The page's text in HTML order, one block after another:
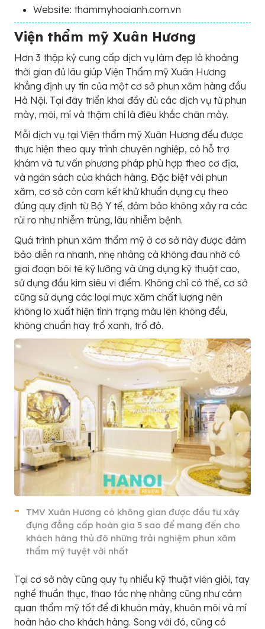
Website: thammyhoaianh.com.vn
Viện thẩm mỹ Xuân Hương
Hơn 3 thập kỷ cung cấp dịch vụ làm đẹp là khoảng
thời gian đủ lâu giúp Viện Thẩm mỹ Xuân Hương
khẳng định uy tín của một cơ sở phun xăm hàng đầu
Hà Nội. Tại đây triển khai đầy đủ các dịch vụ từ phun
mày, môi, mí và thậm chí là điêu khắc chân mày.
Mỗi dịch vụ tại Viện thẩm mỹ Xuân Hương đều được
thực hiện theo quy trình chuyên nghiệp, có hỗ trợ
khám và tư vấn phương pháp phù hợp theo cơ địa,
và ngân sách của khách hàng. Đặc biệt với phun
xăm, cơ sở còn cam kết khử khuẩn dụng cụ theo
đúng quy định từ Bộ Y tế, đảm bảo không xảy ra các
rủi ro như nhiễm trùng, lâu nhiễm bệnh.
Quá trình phun xăm thẩm mỹ ở cơ sở này được đảm
bảo diễn ra nhanh, nhẹ nhàng cà không đau nhờ có
giai đoạn bôi tê kỹ lưỡng và ứng dụng kỹ thuật cao,
sử dụng đầu kim siêu vi điểm. Không chỉ có thế, cơ sở
cũng sử dụng các loại mực xăm chất lượng nên
không lo xuất hiện tình trạng màu lên không đều,
không chuẩn hay trổ xanh, trổ đỏ.
TMV Xuân Hương có không gian được đầu tư xây
đựng đẳng cấp hoàn gia 5 sao để mang đến cho
khách hàng thủ đô những trải nghiệm phun xăm
thẩm mỹ tuyệt vời nhất
Tại cơ sở này cũng quy tụ nhiều kỹ thuật viên giỏi, tay
nghề thuần thục, thao tác nhẹ nhàng cũng như cảm
quan thẩm mỹ tốt để đi khuôn mày, khuôn môi và mí
hoàn hảo cho khách hàng. Song với đó, cũng có